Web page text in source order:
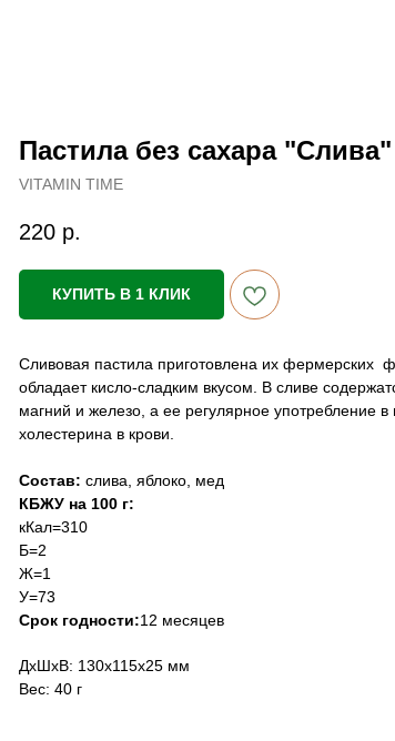
Пастила без сахара "Слива"
VITAMIN TIME
220 р.
КУПИТЬ В 1 КЛИК
Сливовая пастила приготовлена их фермерских
обладает кисло-сладким вкусом. В сливе
магний и железо, а ее регулярное употребление
холестерина в крови.
Состав: слива, яблоко, мед
КБЖУ на 100 г:
кКал=310
Б=2
Ж=1
У=73
Срок годности:12 месяцев
ДxШxВ: 130x115x25 мм
Вес: 40 г